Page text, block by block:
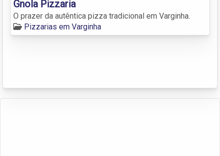
Gnola Pizzaria
O prazer da autêntica pizza tradicional em Varginha.
Pizzarias em Varginha